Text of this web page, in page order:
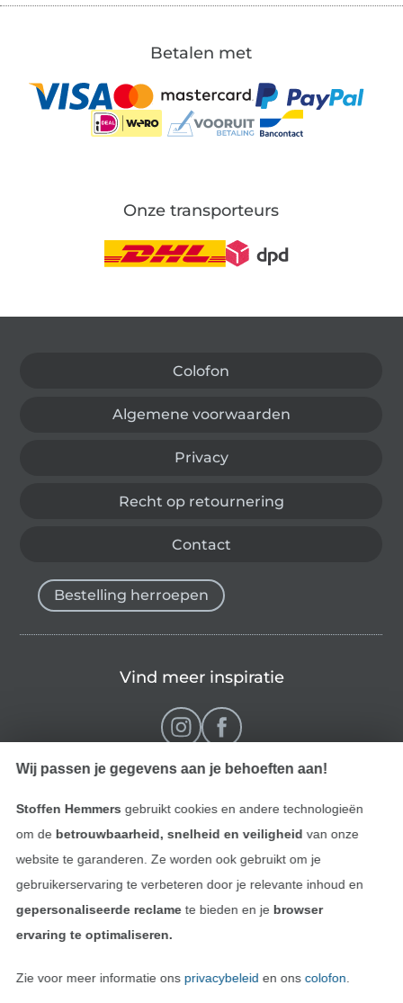
Betalen met
Onze transporteurs
Colofon
Algemene voorwaarden
Privacy
Recht op retournering
Contact
Bestelling herroepen
Vind meer inspiratie
Nederlands
Wissel naar de
Français
Wissel naar de
Wij passen je gegevens aan je behoeften aan!
Stoffen Hemmers gebruikt cookies en andere technologieën
om de betrouwbaarheid, snelheid en veiligheid van onze
website te garanderen. Ze worden ook gebruikt om je
gebruikerservaring te verbeteren door je relevante inhoud en
gepersonaliseerde reclamete bieden en je browser
ervaring te optimaliseren.
Zie voor meer informatie ons privacybeleid en ons colofon